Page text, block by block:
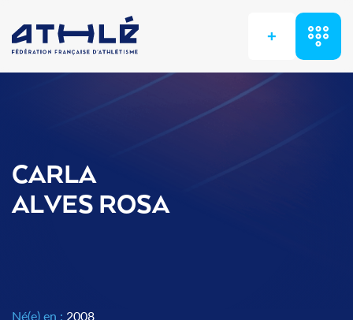
+
CARLA
ALVES ROSA
Né(e) en : 2008